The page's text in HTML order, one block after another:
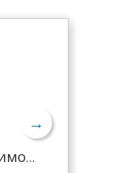
→
Порошок сушеной цедры лимона оптом